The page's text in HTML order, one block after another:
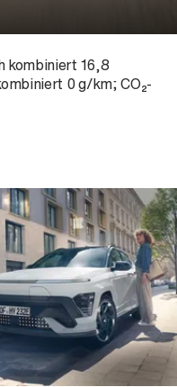
kombiniert 16,8
0 g/km; CO₂-